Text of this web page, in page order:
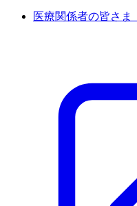
医療関係者の皆さま